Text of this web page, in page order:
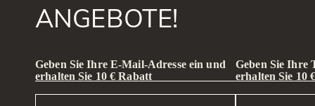
ANGEBOTE!
Geben Sie Ihre E-Mail-Adresse ein und
erhalten Sie 10 € Rabatt
Geben Sie Ihre
erhalten Sie 10